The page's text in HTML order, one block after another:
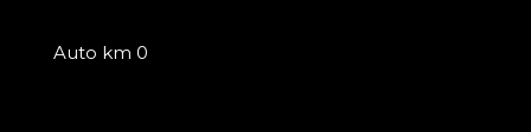
Auto km 0